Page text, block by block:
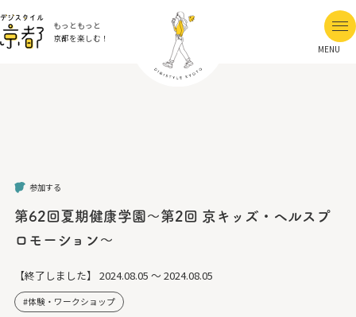
もっともっと
京都を楽しむ！
MENU
参加する
第62回夏期健康学園～第2回 京キッズ・ヘルスプ
ロモーション～
【終了しました】 2024.08.05 ～ 2024.08.05
体験・ワークショップ